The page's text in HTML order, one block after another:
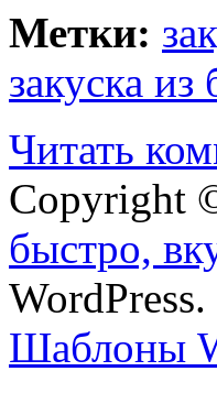
Метки:
закуска
Читать
Copyright
быстро,
WordPress.
Шаблоны